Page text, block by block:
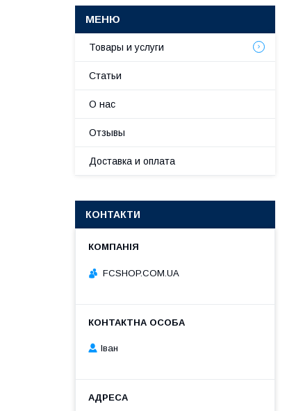
Товары и услуги
Статьи
О нас
Отзывы
Доставка и оплата
КОНТАКТИ
FCSHOP.COM.UA
Іван